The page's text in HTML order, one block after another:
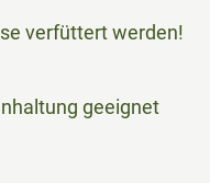
verfüttert werden!
geeignet